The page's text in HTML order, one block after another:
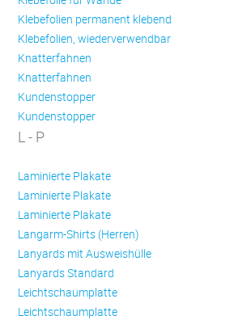
Klebefolien permanent klebend
Klebefolien, wiederverwendbar
Knatterfahnen
Knatterfahnen
Kundenstopper
Kundenstopper
L - P
Laminierte Plakate
Laminierte Plakate
Laminierte Plakate
Langarm-Shirts (Herren)
Lanyards mit Ausweishülle
Lanyards Standard
Leichtschaumplatte
Leichtschaumplatte